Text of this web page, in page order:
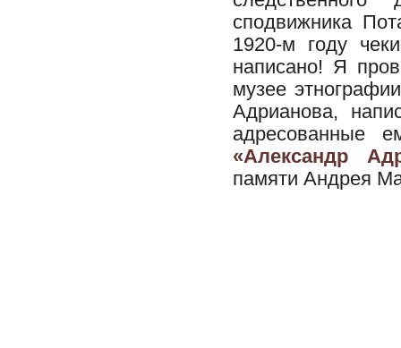
сподвижника
1920-м году
написано! Я
музее
Адрианова,
адресованные
«Александр
памяти Андрея